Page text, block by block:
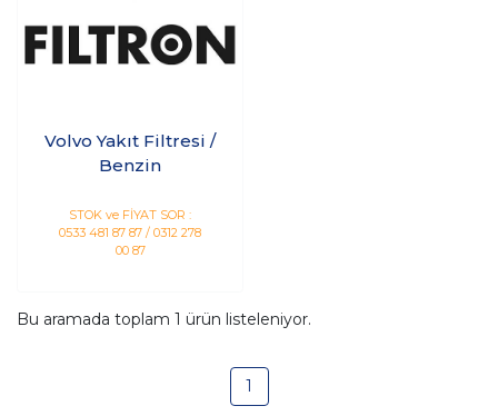
Volvo Yakıt Filtresi /
Benzin
STOK ve FİYAT SOR :
0533 481 87 87 / 0312 278
00 87
Bu aramada toplam 1 ürün listeleniyor.
1